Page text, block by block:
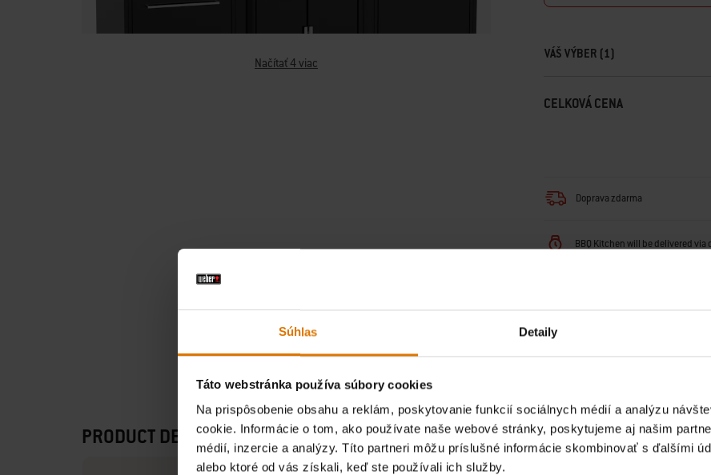
Súhlas Detaily
Táto webstránka používa súbory cookies
Na prispôsobenie obsahu a reklám, poskytovanie funkcií sociálnych médií a analýzu
cookie. Informácie o tom, ako používate naše webové stránky, poskytujeme aj našim
médií, inzercie a analýzy. Títo partneri môžu príslušné informácie skombinovať s ďalšími
alebo ktoré od vás získali, keď ste používali ich služby.
Načítať 4 viac
VÁŠ VÝBER (1)
CELKOVÁ CENA
Doprava zdarma
BBQ Kitchen will be delivered via
PRODUCT DETAILS